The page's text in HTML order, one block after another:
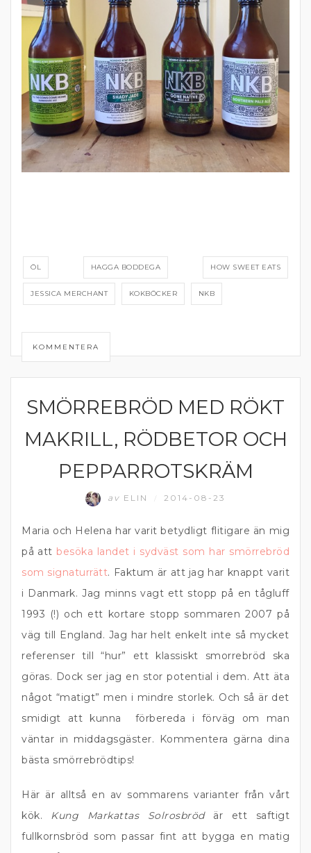
ÖL HAGGA BODDEGA HOW SWEET EATS
JESSICA MERCHANT KOKBÖCKER NKB
KOMMENTERA
ÖL
SMÖRREBRÖD MED RÖKT
MAKRILL, RÖDBETOR OCH
PEPPARROTSKRÄM
av ELIN 2014-08-23
Maria och Helena har varit betydligt flitigare än mig
på att besöka landet i sydväst som har smörrebröd
som signaturrätt. Faktum är att jag har knappt varit
i Danmark. Jag minns vagt ett stopp på en tågluff
1993 (!) och ett kortare stopp sommaren 2007 på
väg till England. Jag har helt enkelt inte så mycket
referenser till “hur” ett klassiskt smorrebröd ska
göras. Dock ser jag en stor potential i dem. Att äta
något “matigt” men i mindre storlek. Och så är det
smidigt att kunna förbereda i förväg om man
väntar in middagsgäster. Kommentera gärna dina
bästa smörrebrödtips!
Här är alltså en av sommarens varianter från vårt
kök. Kung Markattas Solrosbrödär ett saftigt
fullkornsbröd som passar fint att bygga en matig